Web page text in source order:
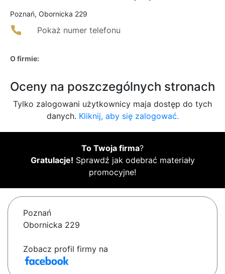
Poznań, Obornicka 229
Pokaż numer telefonu
O firmie:
Oceny na poszczególnych stronach
Tylko zalogowani użytkownicy maja dostęp do tych
danych. Kliknij, aby się zalogować.
To Twoja firma?
Gratulacje! Sprawdź jak odebrać materiały
promocyjne!
Poznań
Obornicka 229
Zobacz profil firmy na